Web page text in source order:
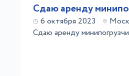
Сдаю аренду
6 октября 2023
Сдаю аренду